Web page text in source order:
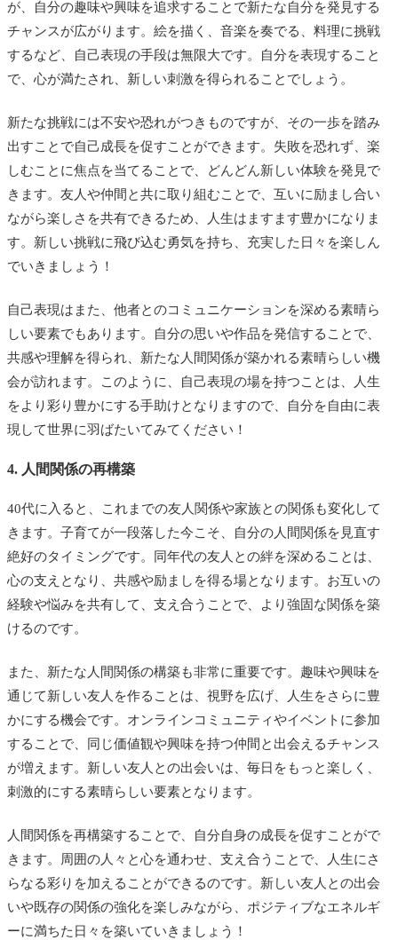
が、自分の趣味や興味を追求することで新たな自分を発見する
チャンスが広がります。絵を描く、音楽を奏でる、料理に挑戦
するなど、自己表現の手段は無限大です。自分を表現すること
で、心が満たされ、新しい刺激を得られることでしょう。
新たな挑戦には不安や恐れがつきものですが、その一歩を踏み
出すことで自己成長を促すことができます。失敗を恐れず、楽
しむことに焦点を当てることで、どんどん新しい体験を発見で
きます。友人や仲間と共に取り組むことで、互いに励まし合い
ながら楽しさを共有できるため、人生はますます豊かになりま
す。新しい挑戦に飛び込む勇気を持ち、充実した日々を楽しん
でいきましょう！
自己表現はまた、他者とのコミュニケーションを深める素晴ら
しい要素でもあります。自分の思いや作品を発信することで、
共感や理解を得られ、新たな人間関係が築かれる素晴らしい機
会が訪れます。このように、自己表現の場を持つことは、人生
をより彩り豊かにする手助けとなりますので、自分を自由に表
現して世界に羽ばたいてみてください！
4. 人間関係の再構築
40代に入ると、これまでの友人関係や家族との関係も変化して
きます。子育てが一段落した今こそ、自分の人間関係を見直す
絶好のタイミングです。同年代の友人との絆を深めることは、
心の支えとなり、共感や励ましを得る場となります。お互いの
経験や悩みを共有して、支え合うことで、より強固な関係を築
けるのです。
また、新たな人間関係の構築も非常に重要です。趣味や興味を
通じて新しい友人を作ることは、視野を広げ、人生をさらに豊
かにする機会です。オンラインコミュニティやイベントに参加
することで、同じ価値観や興味を持つ仲間と出会えるチャンス
が増えます。新しい友人との出会いは、毎日をもっと楽しく、
刺激的にする素晴らしい要素となります。
人間関係を再構築することで、自分自身の成長を促すことがで
きます。周囲の人々と心を通わせ、支え合うことで、人生にさ
らなる彩りを加えることができるのです。新しい友人との出会
いや既存の関係の強化を楽しみながら、ポジティブなエネルギ
ーに満ちた日々を築いていきましょう！